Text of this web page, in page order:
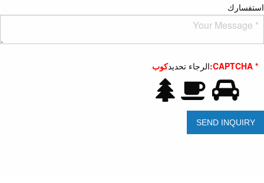
استفسارك
* CAPTCHA: الرجاء تحديدكوب